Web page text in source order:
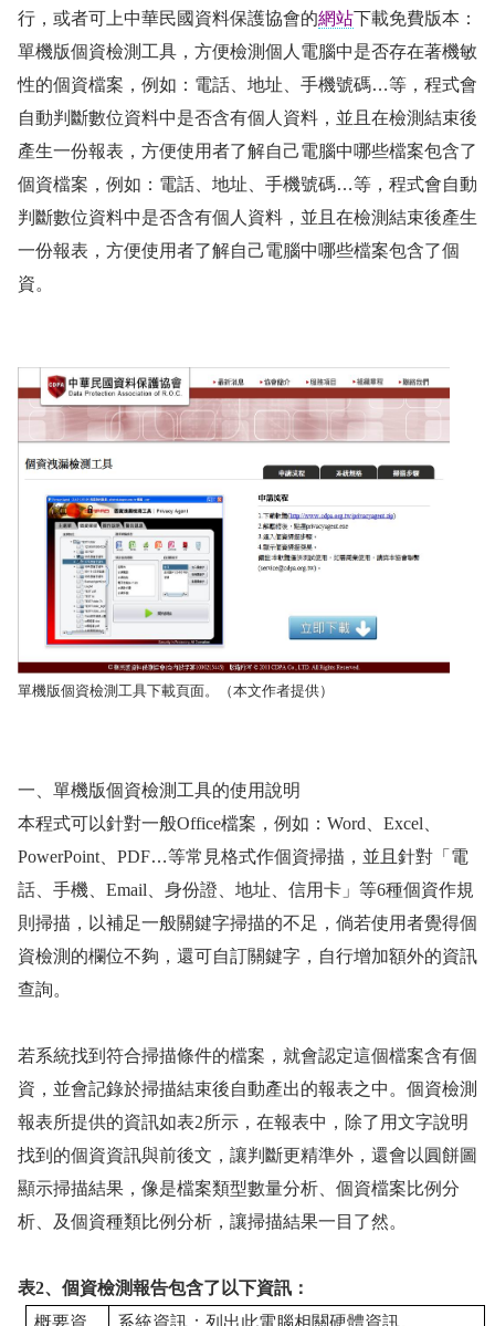
行，或者可上中華民國資料保護協會的網站下載免費版本：
單機版個資檢測工具，方便檢測個人電腦中是否存在著機敏
性的個資檔案，例如：電話、地址、手機號碼…等，程式會
自動判斷數位資料中是否含有個人資料，並且在檢測結束後
產生一份報表，方便使用者了解自己電腦中哪些檔案包含了
個資檔案，例如：電話、地址、手機號碼…等，程式會自動
判斷數位資料中是否含有個人資料，並且在檢測結束後產生
一份報表，方便使用者了解自己電腦中哪些檔案包含了個
資。
單機版個資檢測工具下載頁面。（本文作者提供）
一、單機版個資檢測工具的使用說明
本程式可以針對一般Office檔案，例如： Word Excel
PowerPoint、 PDF…等常見格式作個資掃描，並且針對「電
話、手機、 Email 、身份證、地址、信用卡」等6種個資作規
則掃描，以補足一般關鍵字掃描的不足，倘若使用者覺得個
資檢測的欄位不夠，還可自訂關鍵字，自行增加額外的資訊
查詢。
若系統找到符合掃描條件的檔案，就會認定這個檔案含有個
資，並會記錄於掃描結束後自動產出的報表之中。個資檢測
報表所提供的資訊如表2所示，在報表中，除了用文字說明
找到的個資資訊與前後文，讓判斷更精準外，還會以圓餅圖
顯示掃描結果，像是檔案類型數量分析、個資檔案比例分
析、及個資種類比例分析，讓掃描結果一目了然。
表2、個資檢測報告包含了以下資訊：
概要資
系統資訊：列出此電腦相關硬體資訊。